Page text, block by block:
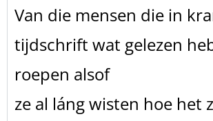
Van die mensen die in
tijdschrift wat gelezen
roepen alsof
ze al láng wisten hoe het